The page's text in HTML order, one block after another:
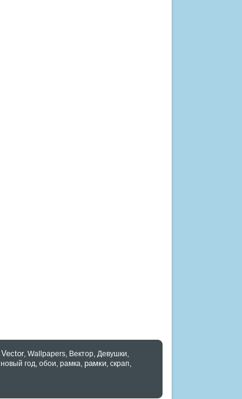
Vector, Wallpapers, Вектор, Девушки,
новый год, обои, рамка, рамки, скрап,